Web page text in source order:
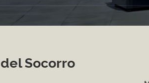
Socorro